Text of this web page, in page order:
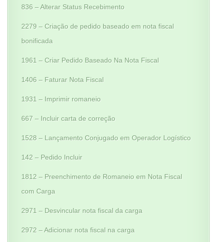
836 – Alterar Status Recebimento
2279 – Criação de pedido baseado em nota fiscal
bonificada
1961 – Criar Pedido Baseado Na Nota Fiscal
1406 – Faturar Nota Fiscal
1931 – Imprimir romaneio
667 – Incluir carta de correção
1528 – Lançamento Conjugado em Operador Logístico
142 – Pedido Incluir
1812 – Preenchimento de Romaneio em Nota Fiscal
com Carga
2971 – Desvincular nota fiscal da carga
2972 – Adicionar nota fiscal na carga